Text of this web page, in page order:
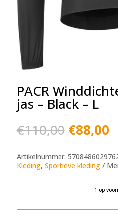
PACR
jas – Black – L
€110,00 prijs
was:
€88,00
Artikelnummer:
Kleding, Sportieve kleding
1 op
l